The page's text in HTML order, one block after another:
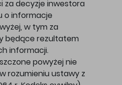
za decyzje inwestora
o informacje
w tym za
będące rezultatem
informacji.
powyżej nie
rozumieniu ustawy z